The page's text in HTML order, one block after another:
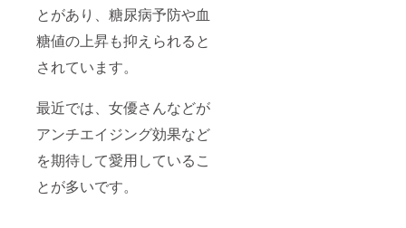
とがあり、糖尿病予防や血
糖値の上昇も抑えられると
されています。
最近では、女優さんなどが
アンチエイジング効果など
を期待して愛用しているこ
とが多いです。